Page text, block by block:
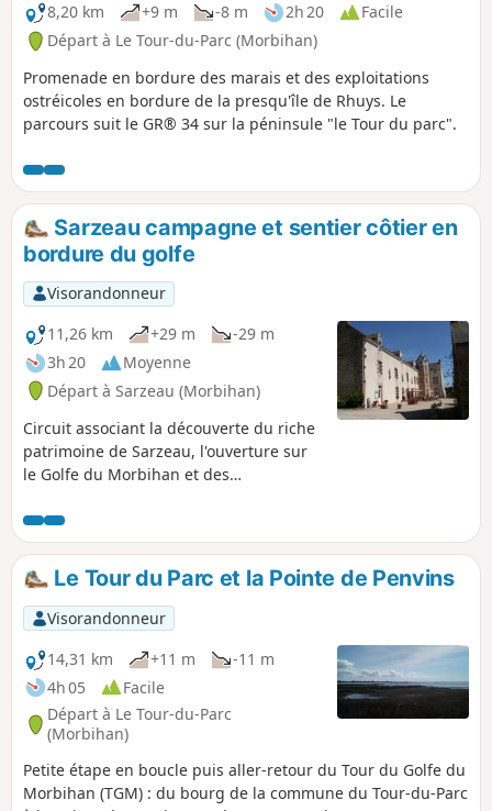
8,20 km
+9 m -8 m 2h 20
Facile
Départ à Le Tour-du-Parc (Morbihan)
Promenade en bordure des marais et des exploitations
ostréicoles en bordure de la presqu'île de Rhuys. Le
parcours suit le GR® 34 sur la péninsule "le Tour du parc".
Sarzeau campagne et sentier côtier en
bordure du golfe
Visorandonneur
11,26 km
+29 m
-29 m
3h 20
Moyenne
Départ à Sarzeau (Morbihan)
Circuit associant la découverte du riche
patrimoine de Sarzeau, l'ouverture sur
le Golfe du Morbihan et des
Le Tour du Parc et la Pointe de Penvins
Visorandonneur
14,31 km
+11 m
-11 m
4h 05
Facile
Départ à Le Tour-du-Parc
(Morbihan)
Petite étape en boucle puis aller-retour du Tour du Golfe du
Morbihan (TGM) : du bourg de la commune du Tour-du-Parc